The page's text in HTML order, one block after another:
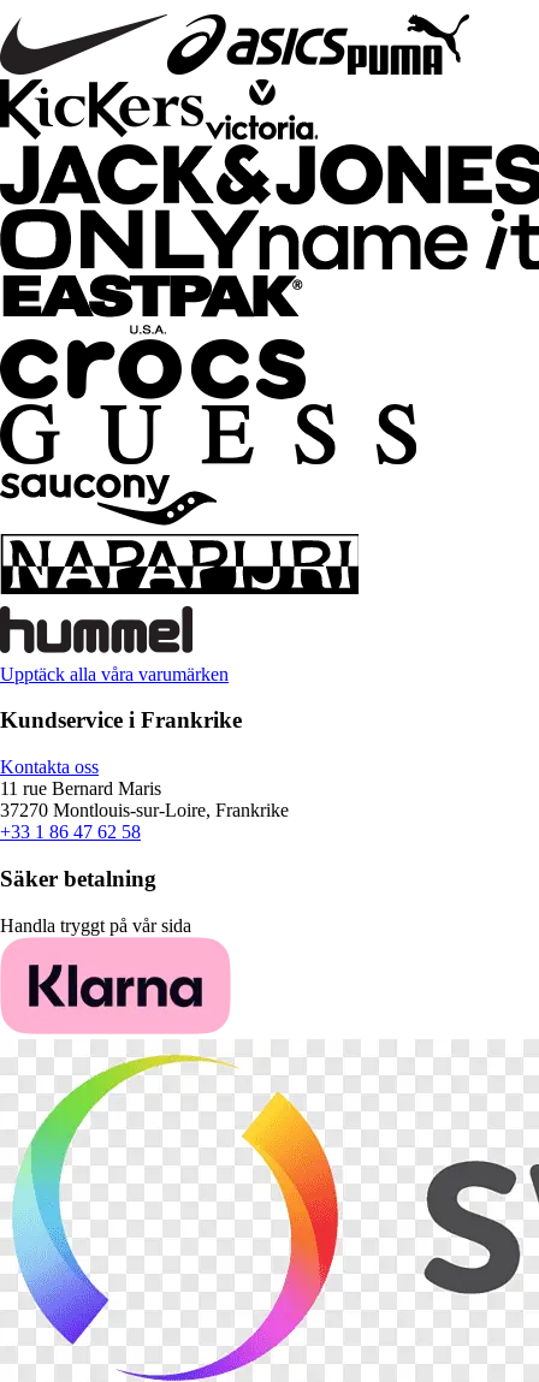
Upptäck alla våra varumärken
Kundservice i Frankrike
Kontakta oss
11 rue Bernard Maris
37270 Montlouis-sur-Loire, Frankrike
+33 1 86 47 62 58
Säker betalning
Handla tryggt på vår sida